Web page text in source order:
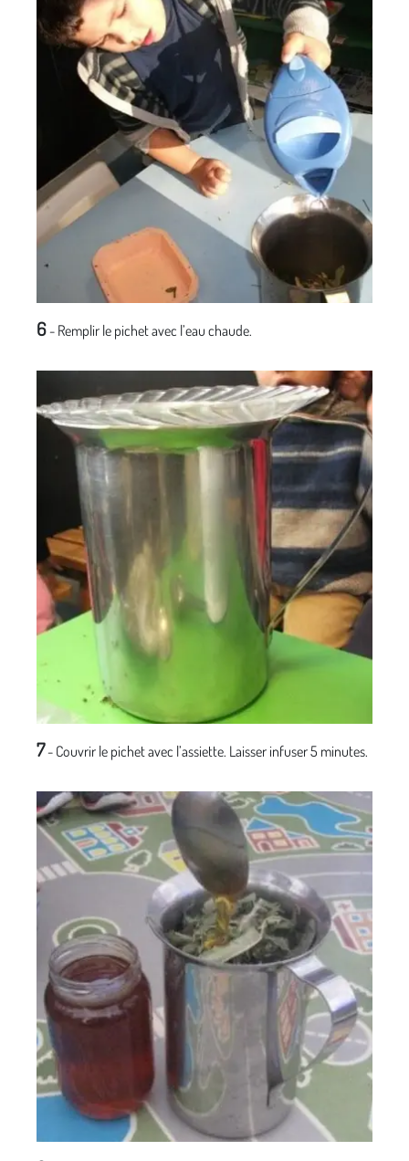
6- Remplir le pichet avec l’eau chaude.
7- Couvrir le pichet avec l’assiette. Laisser infuser 5 minutes.